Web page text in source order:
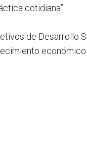
cotidiana”.
de Desarrollo